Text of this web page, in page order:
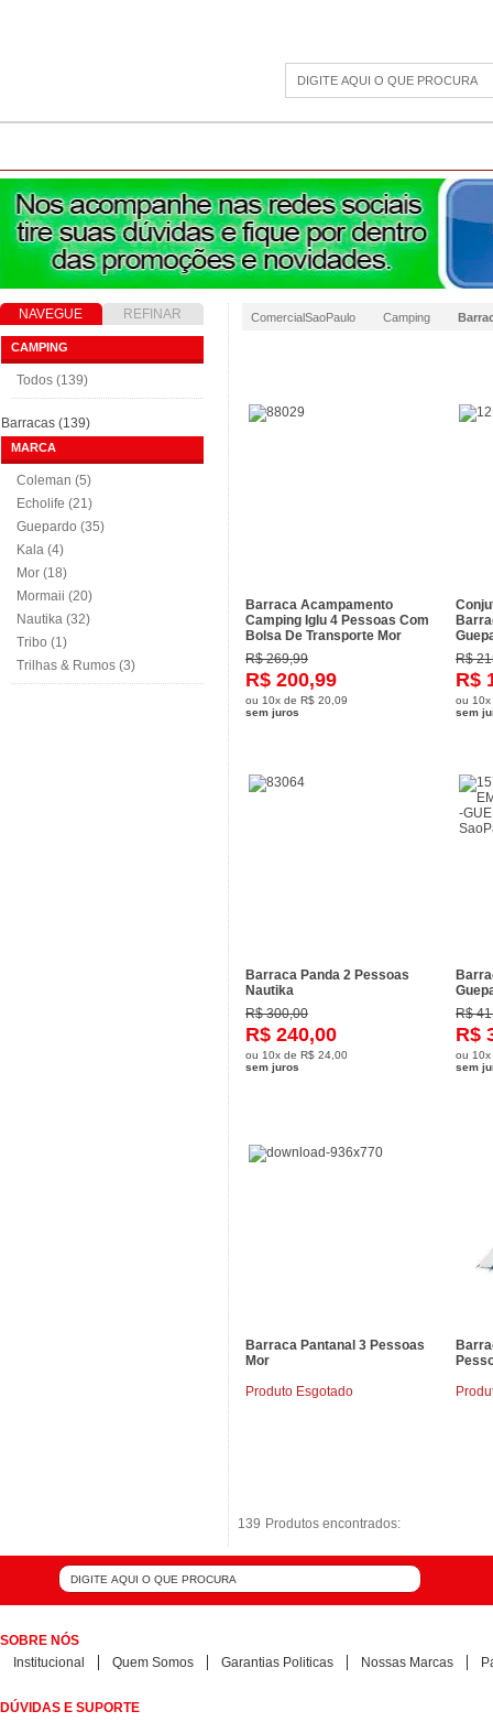
NAVEGUE
REFINAR
RESULTADO
CAMPING
Todos (139)
Barracas (139)
MARCA
Coleman (5)
Echolife (21)
Guepardo (35)
Kala (4)
Mor (18)
Mormaii (20)
Nautika (32)
Tribo (1)
Trilhas & Rumos (3)
ComercialSaoPaulo Camping
Produtos encontrados:
139
Barraca Acampamento
Camping Iglu 4 Pessoas Com
Bolsa De Transporte Mor
R$ 269,99
R$ 200,99
ou 10x de R$ 20,09
sem juros
R$
R$
ou 10x
sem
Barraca Panda 2 Pessoas
Nautika
R$ 300,00
R$ 240,00
ou 10x de R$ 24,00
sem juros
R$
R$
ou 10x
sem
Barraca Pantanal 3 Pessoas
Mor
Produto Esgotado
Produtos encontrados:
139
SOBRE NÓS
Institucional
Quem Somos Garantias Politicas Nossas Marcas
DÚVIDAS E SUPORTE